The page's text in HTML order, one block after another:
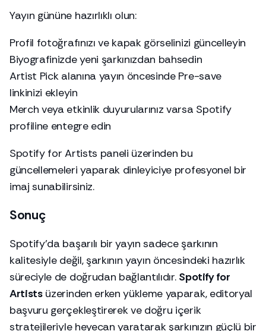
Yayın gününe hazırlıklı olun:
Profil fotoğrafınızı ve kapak görselinizi güncelleyin
Biyografinizde yeni şarkınızdan bahsedin
Artist Pick alanına yayın öncesinde Pre-save
linkinizi ekleyin
Merch veya etkinlik duyurularınız varsa Spotify
profiline entegre edin
Spotify for Artists paneli üzerinden bu
güncellemeleri yaparak dinleyiciye profesyonel bir
imaj sunabilirsiniz.
Sonuç
Spotify’da başarılı bir yayın sadece şarkının
kalitesiyle değil, şarkının yayın öncesindeki hazırlık
süreciyle de doğrudan bağlantılıdır. Spotify for
Artistsüzerinden erken yükleme yaparak, editoryal
başvuru gerçekleştirerek ve doğru içerik
stratejileriyle heyecan yaratarak şarkınızın güçlü bir